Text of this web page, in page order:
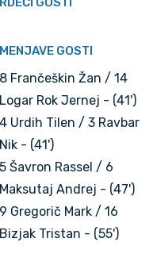
MENJAVE GOSTI
8 Frančeškin Žan / 14
Logar Rok Jernej - (41')
4 Urdih Tilen / 3 Ravbar
Nik - (41')
5 Šavron Rassel / 6
Maksutaj Andrej - (47')
9 Gregorič Mark / 16
Bizjak Tristan - (55')